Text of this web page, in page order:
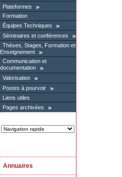
Plateformes
Formation
Équipes Techniques
Séminaires et conférences
Thèses, Stages, Formation et
Enseignement
Communication et
documentation
Valorisation
Postes à pourvoir
Liens utiles
Pages archivées
Annuaires